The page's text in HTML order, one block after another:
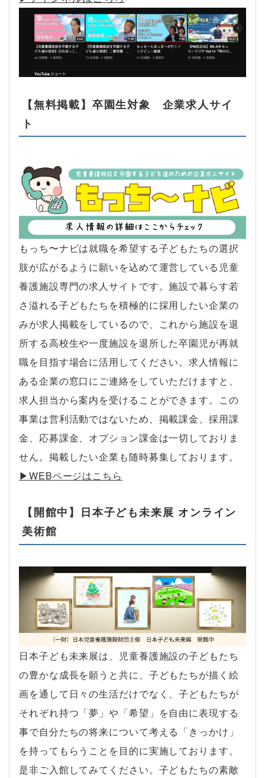
【無料掲載】卒園生対象 企業求人サイ
ト
もっち〜ナビは就職を希望する子どもたちの選択
肢が広がるように願いを込めて運営している児童
養護施設専門の求人サイトです。施設で暮らす若
さ溢れる子どもたちを積極的に採用したい企業の
みが求人掲載をしているので、これから施設を退
所する高校生や一度施設を退所した卒園児が再就
職を目指す場合に活用してください。求人情報に
ある企業の窓口にご連絡をしていただけますと、
求人担当から案内を受けることができます。この
事業は営利活動ではないため、掲載課金、採用課
金、応募課金、オプション課金は一切しておりま
せん。掲載したい企業も随時募集しております。
▶︎WEBページはこちら
【開館中】日本子ども未来展 オンライン
美術館
日本子ども未来展は、児童養護施設の子どもたち
の豊かな成長を願うと共に、子どもたちが描く絵
画を通して日々の生活だけでなく、子どもたちが
それぞれ持つ「夢」や「希望」を自由に表現する
事で自分たちの将来について考える「きっかけ」
を持ってもらうことを目的に実施しております。
是非ご入館してみてください。子どもたちの素敵